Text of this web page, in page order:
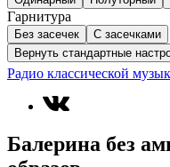
Гарнитура
Без засечек
С засечками
Вернуть стандартные
Радио классической
Балерина без